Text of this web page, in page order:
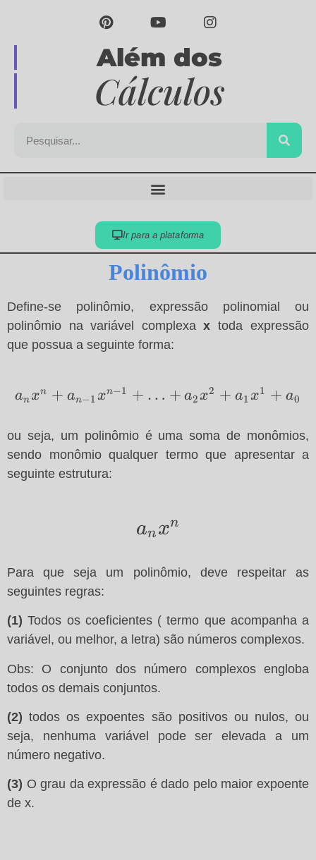
Além dos
Cálculos
Ir para a plataforma
Polinômio
Define-se polinômio, expressão polinomial ou
polinômio na variável complexa x toda expressão
que possua a seguinte forma:
a_nx^n+a_{n-1}x^{n-
+a_2x^2+a_1x^1+a_0
anxn + an−1xn−1 + … + a2x2 + a1x1 + a0
ou seja, um polinômio é uma soma de monômios,
sendo monômio qualquer termo que apresentar a
seguinte estrutura:
a_nx^n
an xn
Para que seja um polinômio, deve respeitar as
seguintes regras:
(1) Todos os coeficientes ( termo que acompanha a
variável, ou melhor, a letra) são números complexos.
Obs: O conjunto dos número complexos engloba
todos os demais conjuntos.
(2) todos os expoentes são positivos ou nulos, ou
seja, nenhuma variável pode ser elevada a um
número negativo.
(3) O grau da expressão é dado pelo maior expoente
de x.